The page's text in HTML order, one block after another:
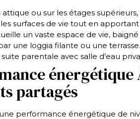
attique ou sur les étages
surfaces de vie tout en
un vaste espace de vie,
une loggia filante ou une terrasse.
parentale avec salle d’eau
énergétique
partagés
performance énergétique de